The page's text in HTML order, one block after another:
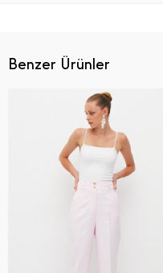
Benzer Ürünler